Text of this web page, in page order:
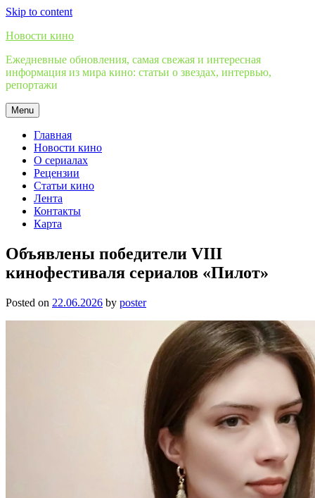
Skip to content
Новости кино
Ежедневные обновления, самая свежая и интересная
информация из мира кино: статьи о звездах, интервью,
репортажи
Menu
Главная
Новости кино
О сериалах
Рецензии
Статьи кино
Лента
Контакты
Карта
Объявлены победители VIII
кинофестиваля сериалов «Пилот»
Posted on 22.06.2026 by poster